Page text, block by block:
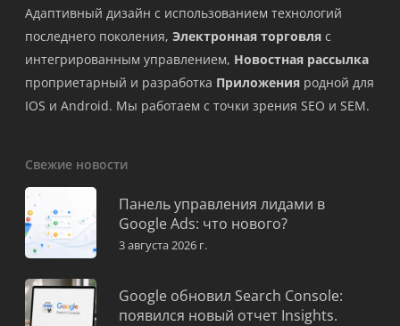
Адаптивный дизайн с использованием технологий
последнего поколения, Электронная торговля с
интегрированным управлением, Новостная рассылка
проприетарный и разработка Приложения родной для
IOS и Android. Мы работаем с точки зрения SEO и SEM.
Свежие новости
Панель управления лидами в
Google Ads: что нового?
3 августа 2026 г.
Google обновил Search Console:
появился новый отчет Insights.